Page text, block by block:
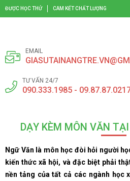
ĐƯỢC HỌC THỬ CAM KẾT CHẤT LƯỢNG
EMAIL
TƯ VẤN 24/7
090.333.1985 -
DẠY KÈM MÔN VĂN
Ngữ Văn là môn học đòi hỏi người
kiến thức xã hội, và đặc biệt phải
nền tảng của tất cả các ngành học